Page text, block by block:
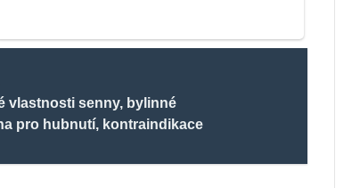
vlastnosti senny, bylinné
pro hubnutí, kontraindikace